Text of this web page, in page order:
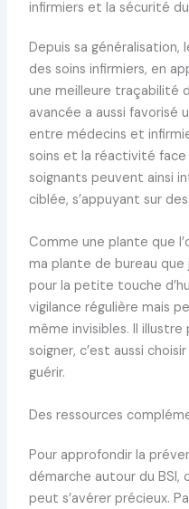
infirmiers et la sécurité
Depuis sa généralisation,
des soins infirmiers, en
une meilleure traçabilité
avancée a aussi favorisé
entre médecins et
soins et la réactivité face
soignants peuvent ainsi
ciblée, s’appuyant sur
Comme une plante que
ma plante de bureau que
pour la petite touche
vigilance régulière mais
même invisibles. Il
soigner, c’est aussi
guérir.
Des ressources
Pour approfondir la
démarche autour du
peut s’avérer précieux.